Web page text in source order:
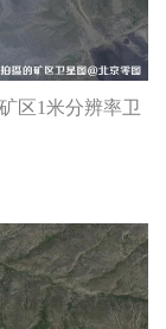
区1米分辨率卫